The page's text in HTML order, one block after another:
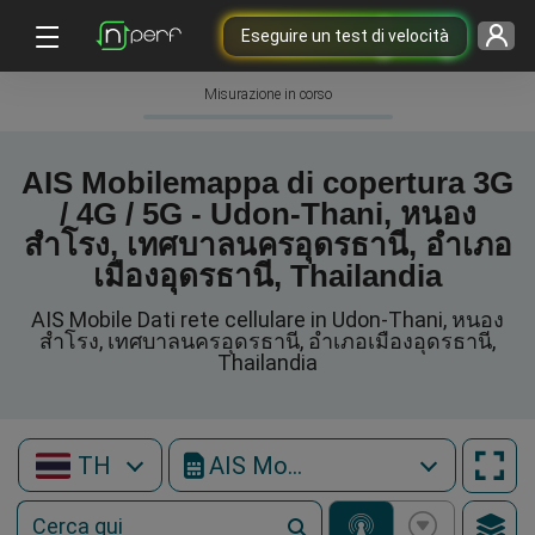
Eseguire un test di velocità
Misurazione in corso
AIS Mobilemappa di copertura 3G
/ 4G / 5G - Udon-Thani, หนอง
สำโรง, เทศบาลนครอุดรธานี, อำเภอ
เมืองอุดรธานี, Thailandia
AIS Mobile Dati rete cellulare in Udon-Thani, หนอง
สำโรง, เทศบาลนครอุดรธานี, อำเภอเมืองอุดรธานี,
Thailandia
TH AIS Mobile